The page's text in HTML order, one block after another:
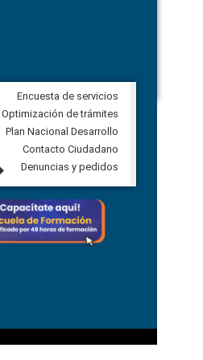
Veeduría para vigilar los acuerdos,
derivados de la Audiencia Pública
comunidad Urbina, parroquia la
Carolina
5 agosto, 2026
Next
Encuesta de servicios
Optimización de trámites
Plan Nacional Desarrollo
Contacto Ciudadano
Denuncias y pedidos